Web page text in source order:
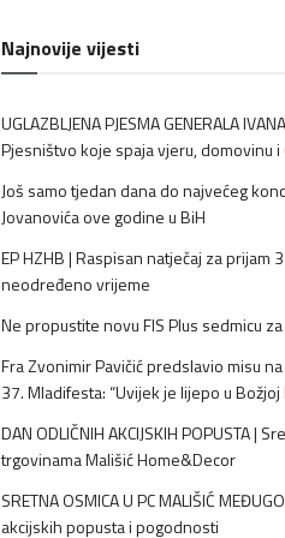
Najnovije vijesti
UGLAZBLJENA PJESMA GENERALA
Pjesništvo koje spaja vjeru, domovinu
Još samo tjedan dana do najvećeg
Jovanovića ove godine u BiH
EP HZHB | Raspisan natječaj za prijam
neodređeno vrijeme
Ne propustite novu FIS Plus sedmicu
Fra Zvonimir Pavičić predslavio misu
37. Mladifesta: “Uvijek je lijepo u Božjoj
DAN ODLIČNIH AKCIJSKIH POPUSTA |
trgovinama Mališić Home&Decor
SRETNA OSMICA U PC MALIŠIĆ
akcijskih popusta i pogodnosti